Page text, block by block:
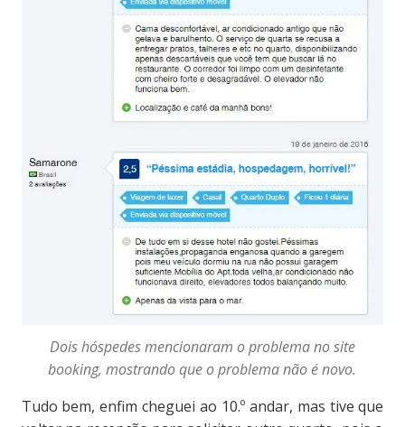
Dois hóspedes mencionaram o problema no site
booking, mostrando que o problema não é novo.
Tudo bem, enfim cheguei ao 10.º andar, mas tive que